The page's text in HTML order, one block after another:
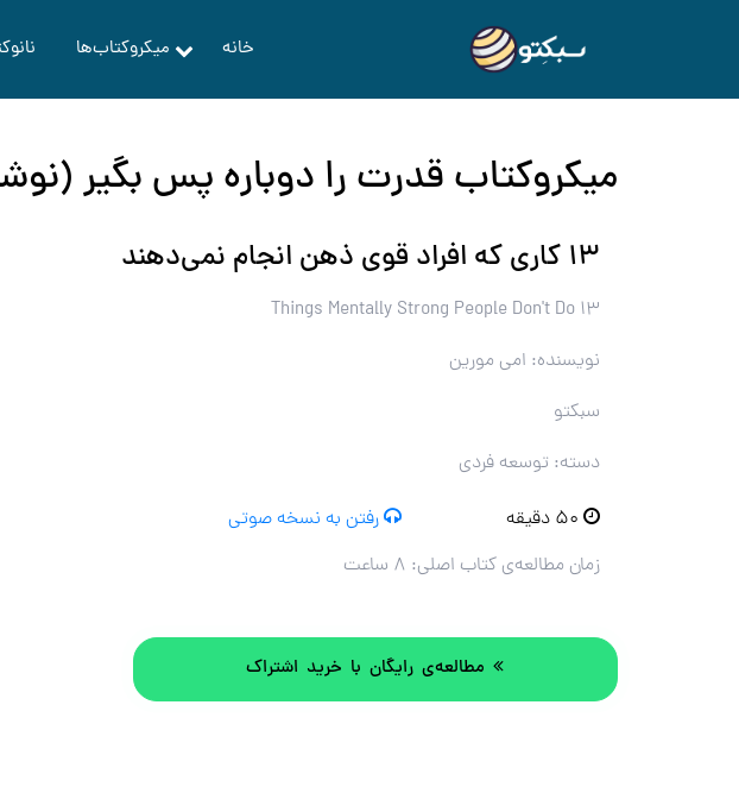
خانه میکروکتاب‌ها
میکروکتاب قدرت را دوباره پس بگیر
۱۳ کاری که افراد قوی ذهن انجام نمی‌دهند
13 Things Mentally Strong People Don't Do
نویسنده: امی مورین
سبکتو
دسته: توسعه فردی
رفتن به نسخه صوتی
زمان مطالعه‌ی کتاب اصلی: ۸ ساعت
مطالعه‌ی رایگان با خرید اشتراک